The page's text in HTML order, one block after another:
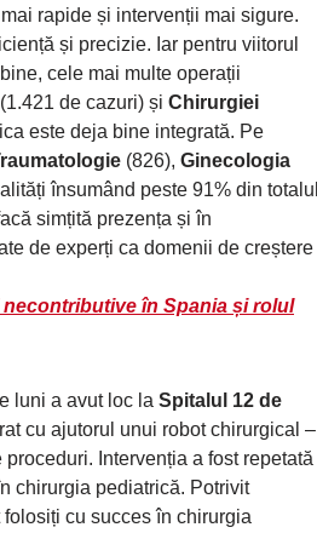
rapide și intervenții mai sigure.
și precizie. Iar pentru viitorul
cele mai multe operații
(1.421 de cazuri) și Chirurgiei
este deja bine integrată. Pe
(826), Ginecologia
însumând peste 91% din totalul
simțită prezența și în
de experți ca domenii de creștere
în Spania și rolul
luni a avut loc la Spitalul 12 de
cu ajutorul unui robot chirurgical –
Intervenția a fost repetată
chirurgia pediatrică. Potrivit
cu succes în chirurgia